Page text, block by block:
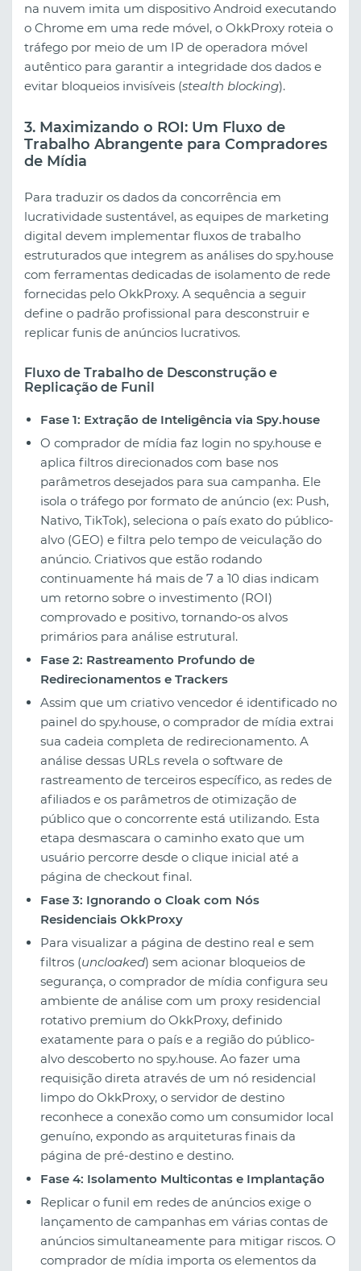
na nuvem imita um dispositivo Android executando
o Chrome em uma rede móvel, o OkkProxy roteia o
tráfego por meio de um IP de operadora móvel
autêntico para garantir a integridade dos dados e
evitar bloqueios invisíveis (stealth blocking).
3. Maximizando o ROI: Um Fluxo de
Trabalho Abrangente para Compradores
de Mídia
Para traduzir os dados da concorrência em
lucratividade sustentável, as equipes de marketing
digital devem implementar fluxos de trabalho
estruturados que integrem as análises do spy.house
com ferramentas dedicadas de isolamento de rede
fornecidas pelo OkkProxy. A sequência a seguir
define o padrão profissional para desconstruir e
replicar funis de anúncios lucrativos.
Fluxo de Trabalho de Desconstrução e
Replicação de Funil
Fase 1: Extração de Inteligência via Spy.house
O comprador de mídia faz login no spy.house e
aplica filtros direcionados com base nos
parâmetros desejados para sua campanha. Ele
isola o tráfego por formato de anúncio (ex: Push,
Nativo, TikTok), seleciona o país exato do público-
alvo (GEO) e filtra pelo tempo de veiculação do
anúncio. Criativos que estão rodando
continuamente há mais de 7 a 10 dias indicam
um retorno sobre o investimento (ROI)
comprovado e positivo, tornando-os alvos
primários para análise estrutural.
Fase 2: Rastreamento Profundo de
Redirecionamentos e Trackers
Assim que um criativo vencedor é identificado no
painel do spy.house, o comprador de mídia extrai
sua cadeia completa de redirecionamento. A
análise dessas URLs revela o software de
rastreamento de terceiros específico, as redes de
afiliados e os parâmetros de otimização de
público que o concorrente está utilizando. Esta
etapa desmascara o caminho exato que um
usuário percorre desde o clique inicial até a
página de checkout final.
Fase 3: Ignorando o Cloak com Nós
Residenciais OkkProxy
Para visualizar a página de destino real e sem
filtros (uncloaked) sem acionar bloqueios de
segurança, o comprador de mídia configura seu
ambiente de análise com um proxy residencial
rotativo premium do OkkProxy, definido
exatamente para o país e a região do público-
alvo descoberto no spy.house. Ao fazer uma
requisição direta através de um nó residencial
limpo do OkkProxy, o servidor de destino
reconhece a conexão como um consumidor local
genuíno, expondo as arquiteturas finais da
página de pré-destino e destino.
Fase 4: Isolamento Multicontas e Implantação
Replicar o funil em redes de anúncios exige o
lançamento de campanhas em várias contas de
anúncios simultaneamente para mitigar riscos. O
comprador de mídia importa os elementos da